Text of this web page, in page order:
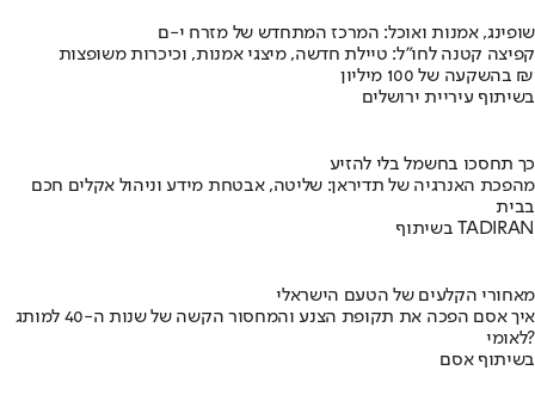
שופינג, אמנות ואוכל: המרכז המתחדש של מזרח י-ם
קפיצה קטנה לחו"ל: טיילת חדשה, מיצגי אמנות, וכיכרות משופצות
בהשקעה של 100 מיליון ₪
בשיתוף עיריית ירושלים
כך תחסכו בחשמל בלי להזיע
מהפכת האנרגיה של תדיראן: שליטה, אבטחת מידע וניהול אקלים חכם
בבית
בשיתוף TADIRAN
מאחורי הקלעים של הטעם הישראלי
איך אסם הפכה את תקופת הצנע והמחסור הקשה של שנות ה-40 למותג
לאומי?
בשיתוף אסם